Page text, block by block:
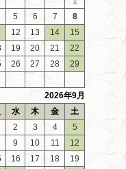
5 6 7
8
12 13 14
15
19 20 21
22
26 27 28
29
2026年9月
水 木 金
土
2 3 4
5
9 10 11
12
16 17 18
19